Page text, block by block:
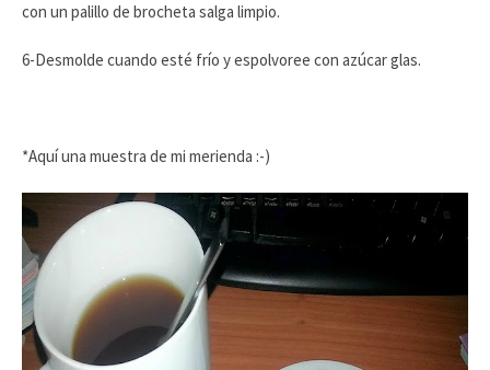
con un palillo de brocheta salga limpio.
6-Desmolde cuando esté frío y espolvoree con azúcar glas.
*Aquí una muestra de mi merienda :-)